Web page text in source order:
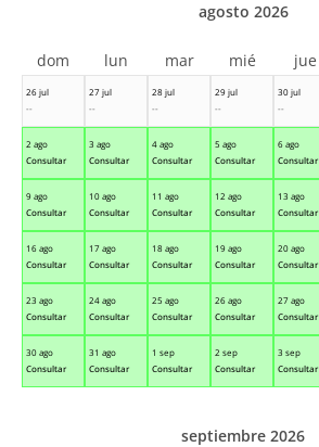
26 jul
--
27 jul
--
28 jul
--
29 jul
--
30 jul
--
2 ago
Consultar
3 ago
Consultar
4 ago
Consultar
5 ago
Consultar
6 ago
Consultar
9 ago
Consultar
10 ago
Consultar
11 ago
Consultar
12 ago
Consultar
13 ago
Consultar
16 ago
Consultar
17 ago
Consultar
18 ago
Consultar
19 ago
Consultar
20 ago
Consultar
23 ago
Consultar
24 ago
Consultar
25 ago
Consultar
26 ago
Consultar
27 ago
Consultar
30 ago
Consultar
31 ago
Consultar
1 sep
Consultar
2 sep
Consultar
3 sep
Consultar
agosto 2026
dom lun mar mié jue
septiembre 2026